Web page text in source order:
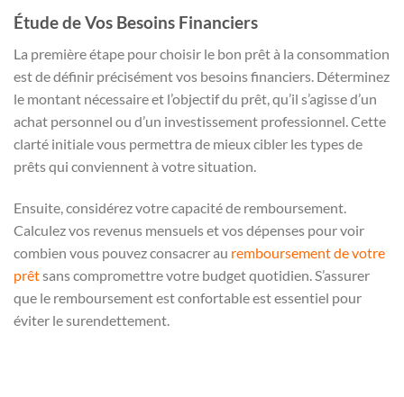
Étude de Vos Besoins Financiers
La première étape pour choisir le bon prêt à la consommation
est de définir précisément vos besoins financiers. Déterminez
le montant nécessaire et l’objectif du prêt, qu’il s’agisse d’un
achat personnel ou d’un investissement professionnel. Cette
clarté initiale vous permettra de mieux cibler les types de
prêts qui conviennent à votre situation.
Ensuite, considérez votre capacité de remboursement.
Calculez vos revenus mensuels et vos dépenses pour voir
combien vous pouvez consacrer au remboursement de votre
prêtsans compromettre votre budget quotidien. S’assurer
que le remboursement est confortable est essentiel pour
éviter le surendettement.